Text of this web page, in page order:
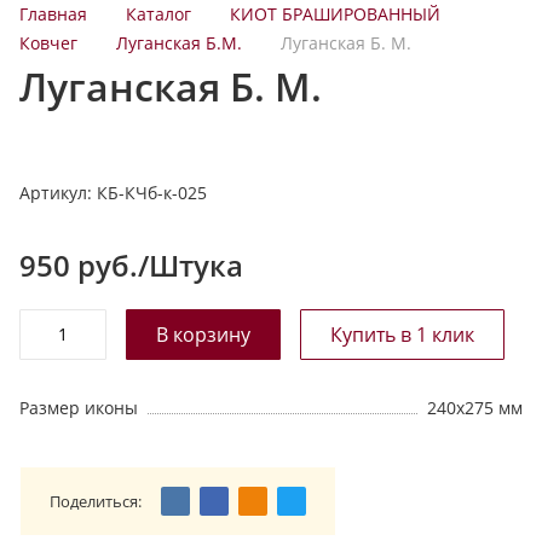
к
а
т
а
г
Главная Каталог
КИОТ БРАШИРОВАННЫЙ
Ковчег
Луганская Б.М. Луганская Б. М.
Луганская Б. М.
Артикул: КБ-КЧб-к-025
950 руб./Штука
Размер иконы 240х275 мм
Поделиться: